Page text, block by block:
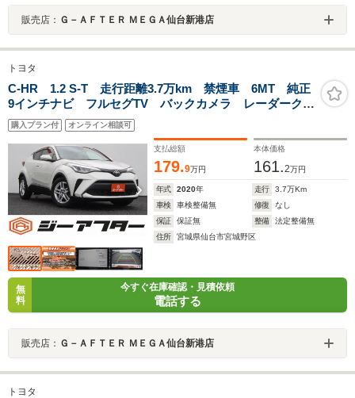
販売店： Ｇ－ＡＦＴＥＲ ＭＥＧＡ仙台新港店
トヨタ
C-HR 1.2 S-T 走行距離3.7万km 禁煙車 6MT 純正
9インチナビ フルセグTV バックカメラ レーダークル
ーズコントロール ETC 純正17インチアルミホイー
ル LEDヘッドライト
購入プラン付 オンライン相談可
支払総額
179.9万円
本体価格
161.2万円
年式 2020年 走行 3.7万Km
車検
車検整備無 修復
なし
保証
保証無 整備
法定整備無
住所
宮城県仙台市宮城野区
無
料
今すぐ在庫確認・見積依頼
電話する
販売店： Ｇ－ＡＦＴＥＲ ＭＥＧＡ仙台新港店
トヨタ